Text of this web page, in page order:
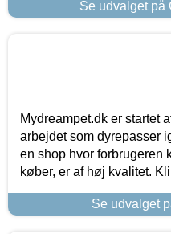
Se udvalget på
Mydreampet.dk er startet
arbejdet som dyrepasser
en shop hvor forbrugeren
køber, er af høj kvalitet.
Se udvalget